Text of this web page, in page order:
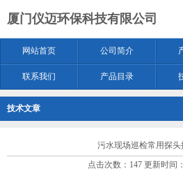
厦门仪迈环保科技有限公司
网站首页 公司简介
联系我们 产品目录
技术文章
污水现场巡检常用探头
点击次数：147 更新时间